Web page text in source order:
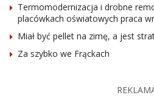
Termomodernizacja i drobne
placówkach oświatowych praca
Miał być pellet na zimę, a jest
Za szybko we Frąckach